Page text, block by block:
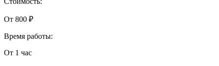
От 800 ₽
Время работы:
От 1 час